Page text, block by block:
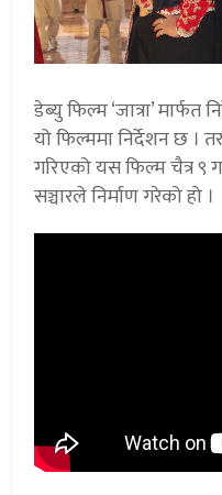
डेब्यु फिल्म ‘जात्रा’ मार्फत
यो फिल्ममा निर्देशन छ ।
गरिएको यस फिल्म चैत्र ९
सञ्चारले निर्माण गरेको हो ।